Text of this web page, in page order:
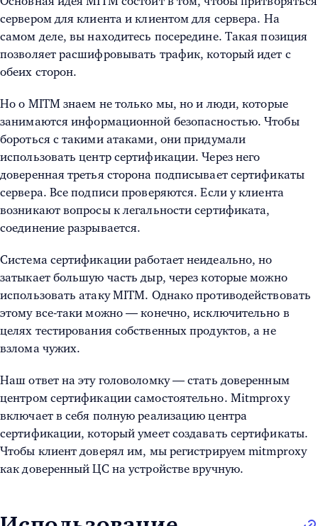
сервером для клиента и клиентом для сервера. На
самом деле, вы находитесь посередине. Такая позиция
позволяет расшифровывать трафик, который идет с
обеих сторон.
Но о MITM знаем не только мы, но и люди, которые
занимаются информационной безопасностью. Чтобы
бороться с такими атаками, они придумали
использовать центр сертификации. Через него
доверенная третья сторона подписывает сертификаты
сервера. Все подписи проверяются. Если у клиента
возникают вопросы к легальности сертификата,
соединение разрывается.
Система сертификации работает неидеально, но
затыкает большую часть дыр, через которые можно
использовать атаку MITM. Однако противодействовать
этому все-таки можно — конечно, исключительно в
целях тестирования собственных продуктов, а не
взлома чужих.
Наш ответ на эту головоломку — стать доверенным
центром сертификации самостоятельно. Mitmproxy
включает в себя полную реализацию центра
сертификации, который умеет создавать сертификаты.
Чтобы клиент доверял им, мы регистрируем mitmproxy
как доверенный ЦС на устройстве вручную.